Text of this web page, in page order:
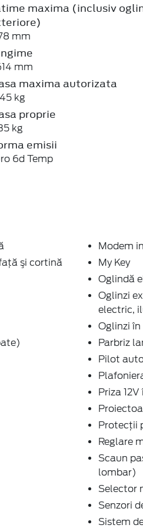
maxima (inclusiv
mm
mm
maxima autorizata
kg
proprie
kg
emisii
6d Temp
şi cortină
Modem
My Key
Oglindă
Oglinzi
electric,
Oglinzi
Parbriz
Pilot
Priza
Protecţii
Reglare
Scaun
lombar)
Selector
Senzori
Sistem